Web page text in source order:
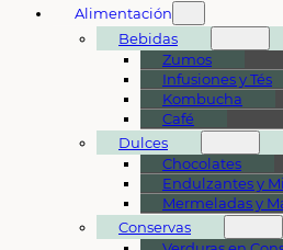
Alimentación
Bebidas
Zumos
Infusiones y Tés
Kombucha
Café
Dulces
Chocolates
Endulzantes y
Mermeladas y
Conservas